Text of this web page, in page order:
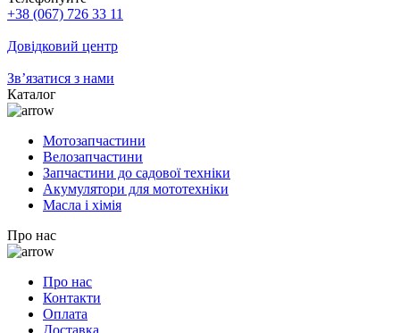
+38 (067) 726 33 11
Довідковий центр
Зв’язатися з нами
Каталог
Мотозапчастини
Велозапчастини
Запчастини до садової техніки
Акумулятори для мототехніки
Масла і хімія
Про нас
Про нас
Контакти
Оплата
Доставка